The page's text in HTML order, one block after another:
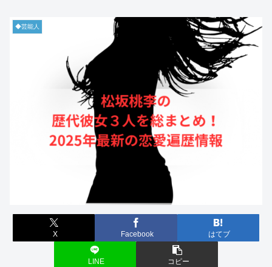
◆芸能人
X Facebook はてブ
LINE コピー